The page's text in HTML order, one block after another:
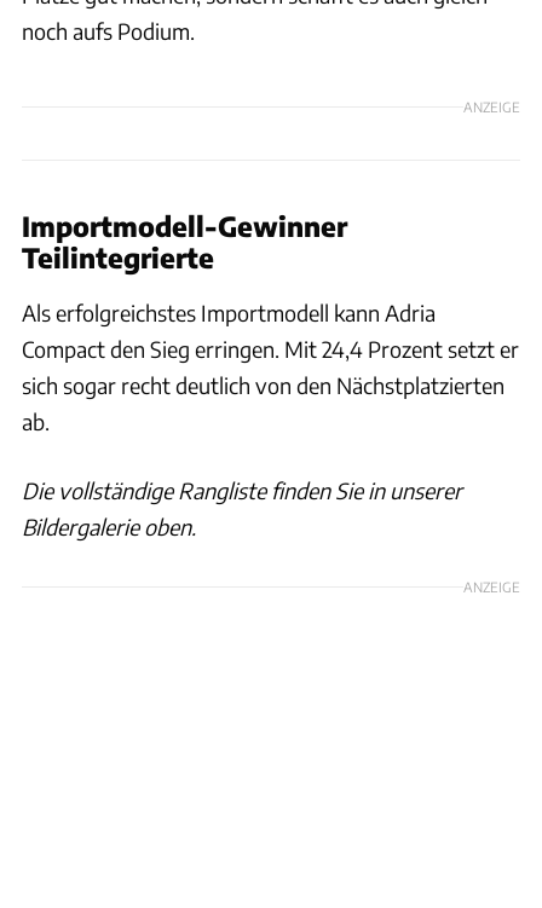
noch aufs Podium.
ANZEIGE
Importmodell-Gewinner
Teilintegrierte
Als erfolgreichstes Importmodell kann Adria
Compact den Sieg erringen. Mit 24,4 Prozent setzt er
sich sogar recht deutlich von den Nächstplatzierten
ab.
Die vollständige Rangliste finden Sie in unserer
Bildergalerie oben.
ANZEIGE